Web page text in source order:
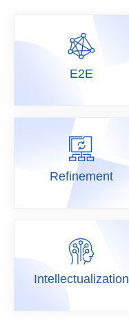
E2E
E2E
Refinement
Refinement
Intellectualization